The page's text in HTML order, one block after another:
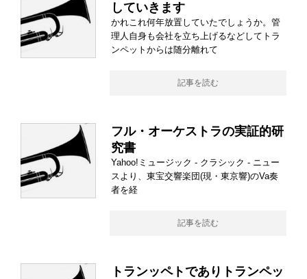
していきます
かれこれ何年放置していたでしょうか。管
理人自身も会社を立ち上げるなどしてトラ
ンペットからは随分離れて
記事を読む
フル・オーケストラの実証的研
究書
Yahoo!ミュージック - クラシック - ニュー
スより、東宝交響楽団(現・東京響)のVa奏
者を経
記事を読む
トランッペトでありトランペッ